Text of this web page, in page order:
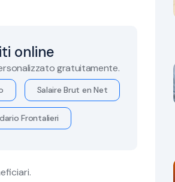
online
gratuitamente.
Salaire Brut en Net
Frontalieri